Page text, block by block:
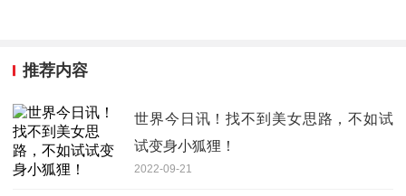
推荐内容
世界今日讯！找不到美女思路，不如试
试变身小狐狸！
2022-09-21